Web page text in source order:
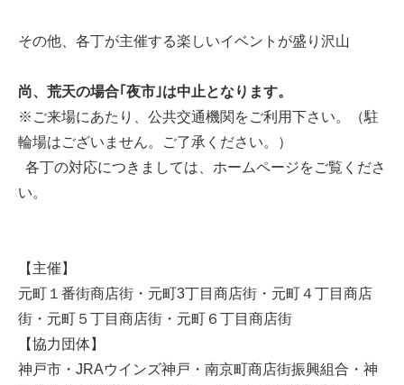
その他、各丁が主催する楽しいイベントが盛り沢山
尚、荒天の場合｢夜市｣は中止となります。
※ご来場にあたり、公共交通機関をご利用下さい。（駐
輪場はございません。ご了承ください。）
各丁の対応につきましては、ホームページをご覧くださ
い。
【主催】
元町１番街商店街・元町3丁目商店街・元町４丁目商店
街・元町５丁目商店街・元町６丁目商店街
【協力団体】
神戸市・JRAウインズ神戸・南京町商店街振興組合・神